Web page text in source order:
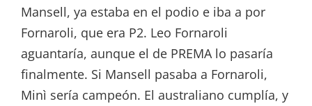
Mansell, ya estaba en el podio e iba a por
Fornaroli, que era P2. Leo Fornaroli
aguantaría, aunque el de PREMA lo pasaría
finalmente. Si Mansell pasaba a Fornaroli,
Minì sería campeón. El australiano cumplía, y